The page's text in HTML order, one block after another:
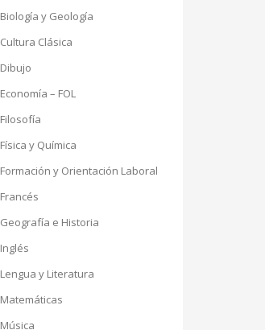
Biología y Geología
Cultura Clásica
Dibujo
Economía – FOL
Filosofía
Física y Química
Formación y Orientación Laboral
Francés
Geografía e Historia
Inglés
Lengua y Literatura
Matemáticas
Música